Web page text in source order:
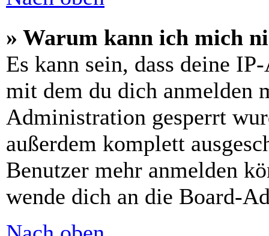
» Warum kann ich mich
Es kann sein, dass deine
mit dem du dich anmelden
Administration gesperrt
außerdem komplett
Benutzer mehr anmelden
wende dich an die Board-